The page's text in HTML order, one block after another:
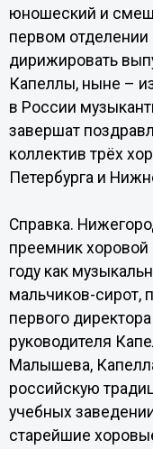
юношеский и
первом отделении
дирижировать
Капеллы, ныне –
в России
завершат
коллектив трёх
Петербурга и
Справка.
преемник
году как
мальчиков-сирот,
первого
руководителя
Малышева,
российскую
учебных
старейшие